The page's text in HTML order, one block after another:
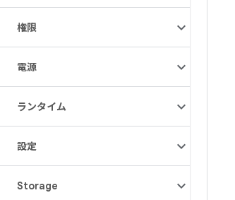
権限
電源
ランタイム
設定
Storage